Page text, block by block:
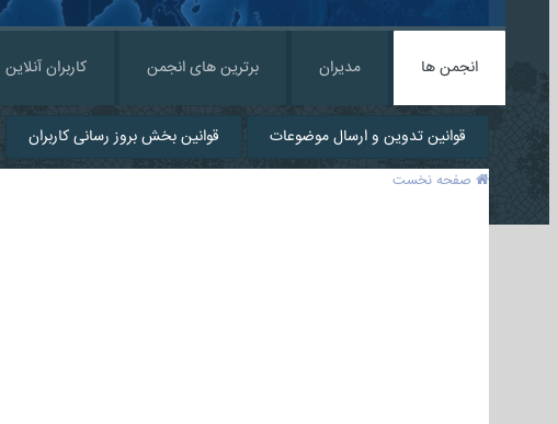
انجمن ها مدیران برترین های انجمن کاربران آنلاین
قوانین تدوین و ارسال موضوعات قوانین بخش بروز رسانی کاربران
صفحه نخست